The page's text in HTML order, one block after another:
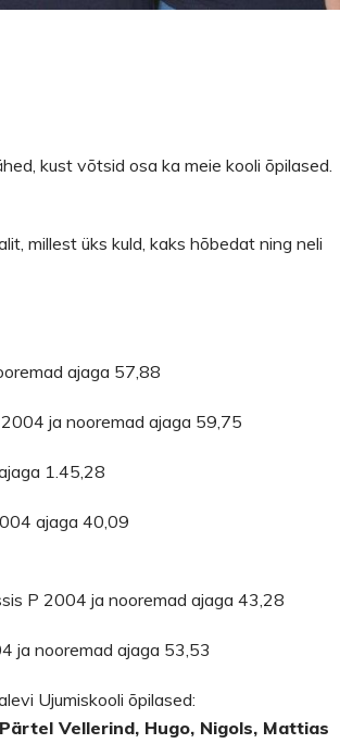
kust võtsid osa ka meie kooli õpilased.
millest üks kuld, kaks hõbedat ning neli
ajaga 57,88
ja nooremad ajaga 59,75
1.45,28
ajaga 40,09
P 2004 ja nooremad ajaga 43,28
ja nooremad ajaga 53,53
Ujumiskooli õpilased:
Vellerind, Hugo, Nigols, Mattias